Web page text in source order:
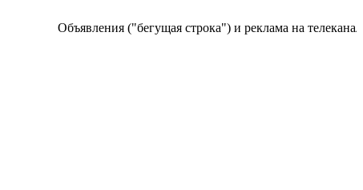
Объявления ("бегущая строка") и реклама на